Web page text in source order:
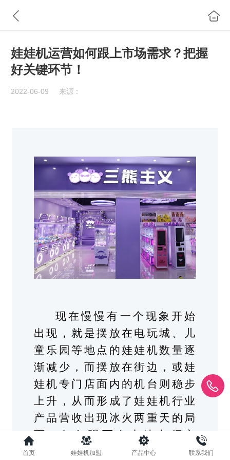
娃娃机运营如何跟上市场需求？把握
好关键环节！
2022-06-09 来源：
现在慢慢有一个现象开始
出现，就是摆放在电玩城、儿
童乐园等地点的娃娃机数量逐
渐减少，而摆放在街边，或娃
娃机专门店面内的机台则稳步
上升，从而形成了娃娃机行业
产品营收出现冰火两重天的局
面。如何强而有力地占领市
场？有学习力的团队、有自己
首页 娃娃机加盟 产品中心 联系我们